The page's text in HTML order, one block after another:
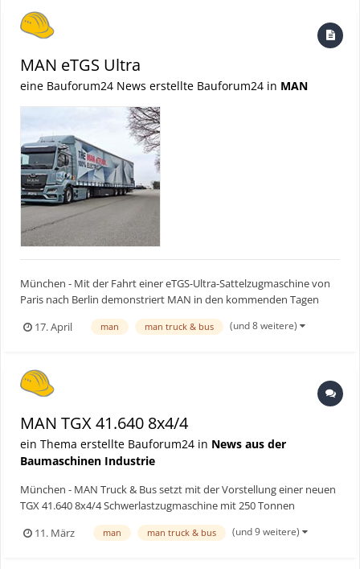
MAN eTGS Ultra
eine Bauforum24 News erstellte Bauforum24 in MAN
München - Mit der Fahrt einer eTGS-Ultra-Sattelzugmaschine von
Paris nach Berlin demonstriert MAN in den kommenden Tagen
mittlerweile gut machbar sind. Zudem will der
17. April man man truck & bus (und 8 weitere)
MAN TGX 41.640 8x4/4
ein Thema erstellte Bauforum24 in News aus der
Baumaschinen Industrie
München - MAN Truck & Bus setzt mit der Vorstellung einer neuen
TGX 41.640 8x4/4 Schwerlastzugmaschine mit 250 Tonnen
zulässigem Gesamtgewicht ein deutliches Ausrufezeichen in der
Königsklasse des Schwertransports. Der 640 PS starke Vierachser
11. März man man truck & bus (und 9 weitere)